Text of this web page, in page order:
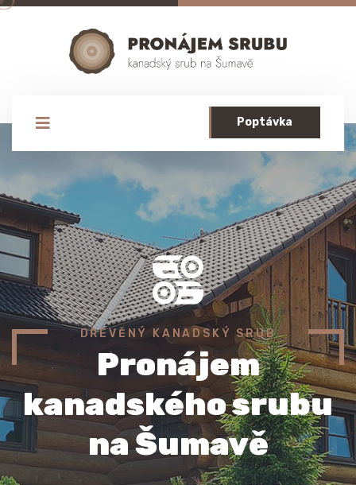
Poptávka
DŘEVĚNÝ KANADSKÝ SRUB
Pronájem
kanadského srubu
na Šumavě